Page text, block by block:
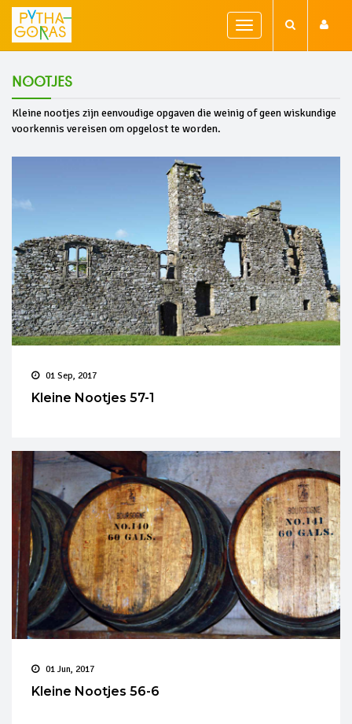
Toggle
navigation
Nootjes
Kleine nootjes zijn eenvoudige opgaven die weinig of geen wiskundige
voorkennis vereisen om opgelost te worden.
01 Sep, 2017
Kleine Nootjes 57-1
01 Jun, 2017
Kleine Nootjes 56-6